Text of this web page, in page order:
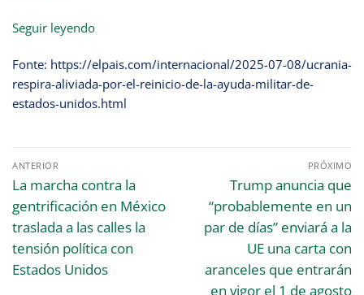
Seguir leyendo
Fonte: https://elpais.com/internacional/2025-07-08/ucrania-
respira-aliviada-por-el-reinicio-de-la-ayuda-militar-de-
estados-unidos.html
ANTERIOR
La marcha contra la
gentrificación en México
traslada a las calles la
tensión política con
Estados Unidos
PRÓXIMO
Trump anuncia que
“probablemente en un
par de días” enviará a la
UE una carta con
aranceles que entrarán
en vigor el 1 de agosto